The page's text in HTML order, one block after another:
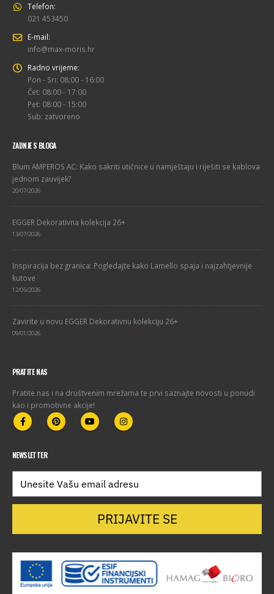
Telefon:
021 453450
E-mail:
info@max-moris.hr
Radno vrijeme:
Pon - Sri: 08:00 - 16:00
Čet: 08:00 - 17:00
Pet: 08:00 - 15:00
Sub: zatvoreno
ZADNJE S BLOGA
Blum AMPEROS AC: Kako sakriti utičnice u namještaju i riješiti se kablova
jednom zauvijek?
20/07/2026
EGGER Dekorativna kolekcija 26+
13/07/2026
Inspiracija bez granica: Pogledajte kako Lamello spaja i najzahtjevnije
kutove
12/05/2026
Zavirite u novu EGGER Dekorativnu kolekciju 26+
09/01/2026
PRATITE NAS
Pratite nas i na društvenim mrežama te prvi saznajte novosti u ponudi
kao i promotivne akcije!
NEWSLETTER
PRIJAVITE SE